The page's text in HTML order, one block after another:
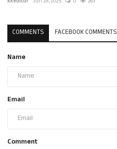
COMMENTS FACEBOOK COMMENTS
Name
Email
Comment